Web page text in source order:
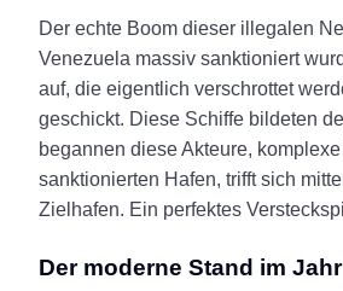
Der echte Boom dieser illegalen
Venezuela massiv sanktioniert
auf, die eigentlich verschrottet
geschickt. Diese Schiffe bildeten
begannen diese Akteure,
sanktionierten Hafen, trifft sich
Zielhafen. Ein perfektes
Der moderne Stand im